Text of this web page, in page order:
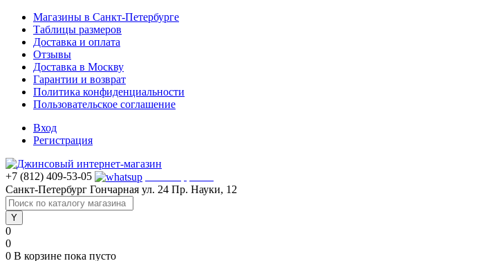
Магазины в Санкт-Петербурге
Таблицы размеров
Доставка и оплата
Отзывы
Доставка в Москву
Гарантии и возврат
Политика конфиденциальности
Пользовательское соглашение
Вход
Регистрация
+7 (812) 409-53-05
Санкт-Петербург Гончарная ул. 24 Пр. Науки, 12
0
0
0 В корзине пока пусто